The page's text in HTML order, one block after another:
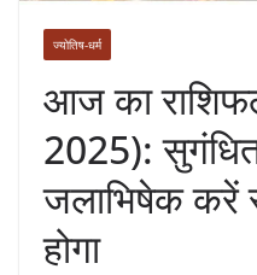
ज्योतिष-धर्म
आज का
2025):
जलाभिषेक करें
होगा